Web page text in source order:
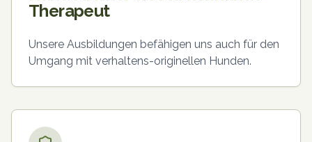
Therapeut
Unsere Ausbildungen befähigen uns auch für den
Umgang mit verhaltens-originellen Hunden.